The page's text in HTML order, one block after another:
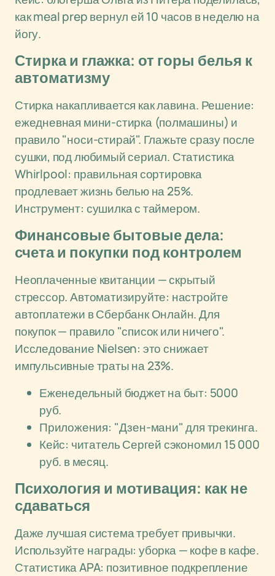
как meal prep вернул ей 10 часов в неделю на
йогу.
Стирка и глажка: от горы белья к
автоматизму
Стирка накапливается как лавина. Решение:
ежедневная мини-стирка (полмашины) и
правило "носи-стирай". Глажьте сразу после
сушки, под любимый сериал. Статистика
Whirlpool: правильная сортировка
продлевает жизнь белью на 25%.
Инструмент: сушилка с таймером.
Финансовые бытовые дела:
счета и покупки под контролем
Неоплаченные квитанции — скрытый
стрессор. Автоматизируйте: настройте
автоплатежи в Сбербанк Онлайн. Для
покупок — правило "список или ничего".
Исследование Nielsen: это снижает
импульсивные траты на 23%.
Еженедельный бюджет на быт: 5000
руб.
Приложения: "Дзен-мани" для трекинга.
Кейс: читатель Сергей сэкономил 15 000
руб. в месяц.
Психология и мотивация: как не
сдаваться
Даже лучшая система требует привычки.
Используйте награды: уборка — кофе в кафе.
Статистика APA: позитивное подкрепление